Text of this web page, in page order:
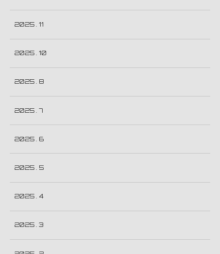
2025 . 11
2025 . 10
2025 . 8
2025 . 7
2025 . 6
2025 . 5
2025 . 4
2025 . 3